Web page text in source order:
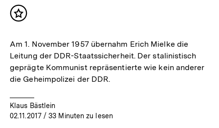
Inhalt
Am 1. November 1957 übernahm Erich Mielke die
Leitung der DDR-Staatssicherheit. Der stalinistisch
geprägte Kommunist repräsentierte wie kein anderer
die Geheimpolizei der DDR.
Klaus Bästlein
02.11.2017/ 33 Minuten zu lesen